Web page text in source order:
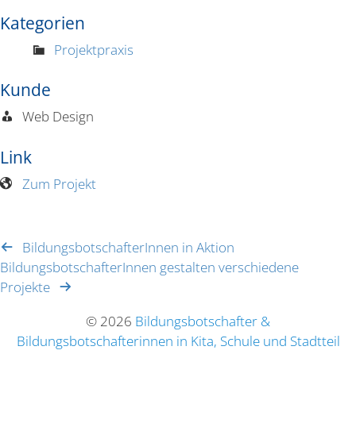
Kategorien
Projektpraxis
Kunde
Web Design
Link
Zum Projekt
Bildungs­bot­schaf­te­rInnen in Aktion
Bildungs­bot­schaf­te­rInnen gestalten verschiedene
Projekte
© 2026 Bildungsbotschafter &
Bildungsbotschafterinnen in Kita, Schule und Stadtteil